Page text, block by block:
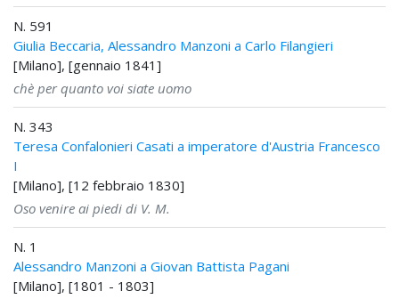
N. 591
Giulia Beccaria, Alessandro Manzoni a Carlo Filangieri
[Milano], [gennaio 1841]
chè per quanto voi siate uomo
N. 343
Teresa Confalonieri Casati a imperatore d'Austria Francesco
I
[Milano], [12 febbraio 1830]
Oso venire ai piedi di V. M.
N. 1
Alessandro Manzoni a Giovan Battista Pagani
[Milano], [1801 - 1803]